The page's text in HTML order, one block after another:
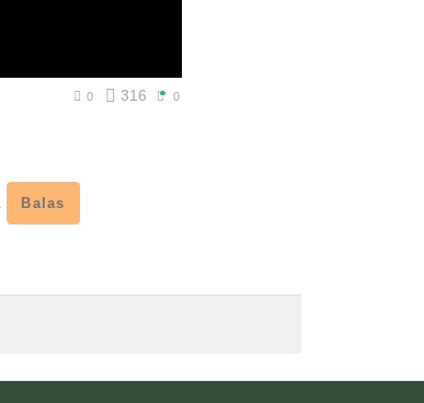
0 316 0
Balas